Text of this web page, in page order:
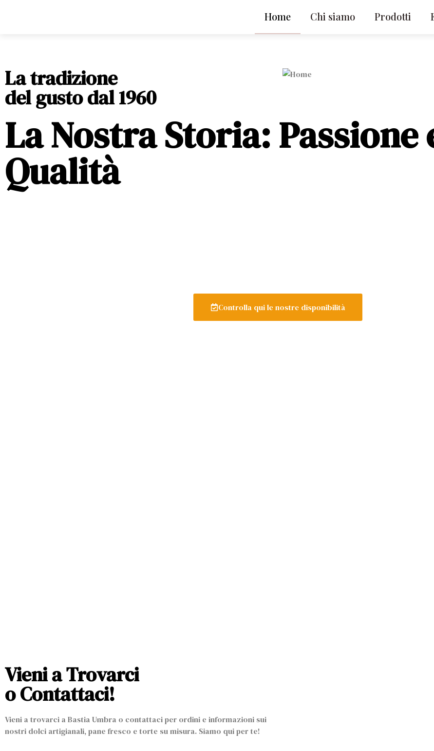
Home Chi siamo Prodotti
La tradizione
del gusto dal 1960
La Nostra Storia: Passione
Qualità
Controlla qui le nostre disponibilità
Vieni a Trovarci
o Contattaci!
Vieni a trovarci a Bastia Umbra o contattaci per ordini e informazioni sui
nostri dolci artigianali, pane fresco e torte su misura. Siamo qui per te!